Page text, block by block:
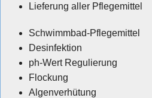
Lieferung aller Pflegemittel
Schwimmbad-Pflegemittel
Desinfektion
ph-Wert Regulierung
Flockung
Algenverhütung